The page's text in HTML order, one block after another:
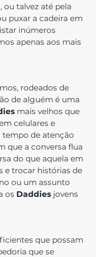
ou talvez até pela
puxar a cadeira em
inúmeros
apenas aos mais
rodeados de
de alguém é uma
mais velhos que
celulares e
de atenção
que a conversa flua
do que aquela em
e trocar histórias de
ou um assunto
os Daddies jovens
que possam
que se